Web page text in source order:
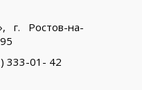
г. Ростов-на-
333-01- 42